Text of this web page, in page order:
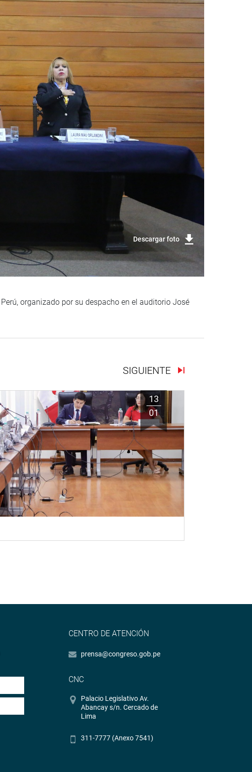
Descargar foto
organizado por su despacho en el auditorio José
SIGUIENTE
13
01
CENTRO DE ATENCIÓN
prensa@congreso.gob.pe
CNC
Palacio Legislativo Av.
Abancay s/n. Cercado de
Lima
311-7777 (Anexo 7541)